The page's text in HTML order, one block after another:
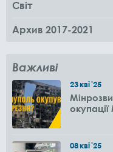
Світ
Архив 2017-2021
Важливі
23кві'25
08кві'25